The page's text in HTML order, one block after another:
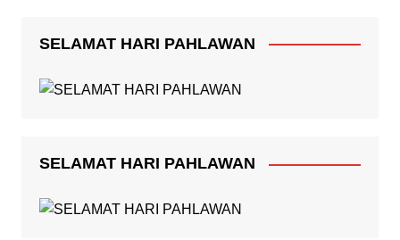
SELAMAT HARI PAHLAWAN
SELAMAT HARI PAHLAWAN